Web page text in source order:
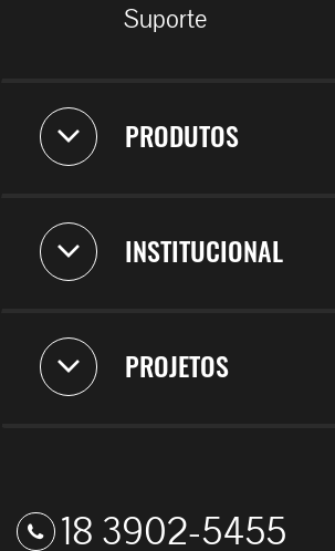
Suporte
PRODUTOS
INSTITUCIONAL
PROJETOS
18 3902-5455